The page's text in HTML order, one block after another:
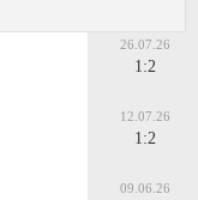
26.07.26
1:2
12.07.26
1:2
09.06.26